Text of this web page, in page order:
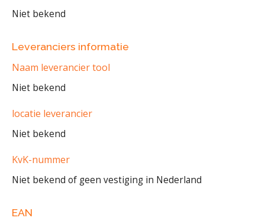
Niet bekend
Leveranciers informatie
Naam leverancier tool
Niet bekend
locatie leverancier
Niet bekend
KvK-nummer
Niet bekend of geen vestiging in Nederland
EAN